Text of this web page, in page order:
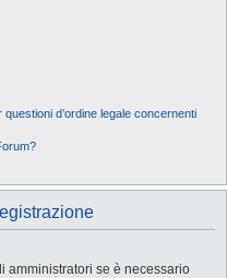
d’ordine legale concernenti
amministratori se è necessario